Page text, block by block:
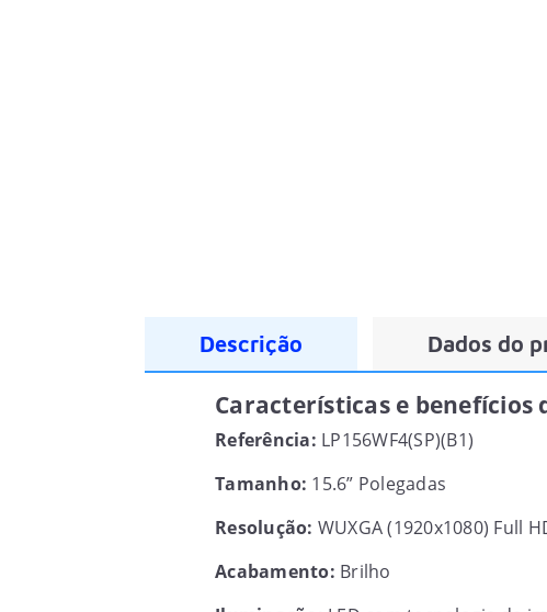
Descrição Dados do
Características e benefícios
Referência: LP156WF4(SP)(B1)
Tamanho: 15.6” Polegadas
Resolução: WUXGA (1920x1080) Full
Acabamento: Brilho